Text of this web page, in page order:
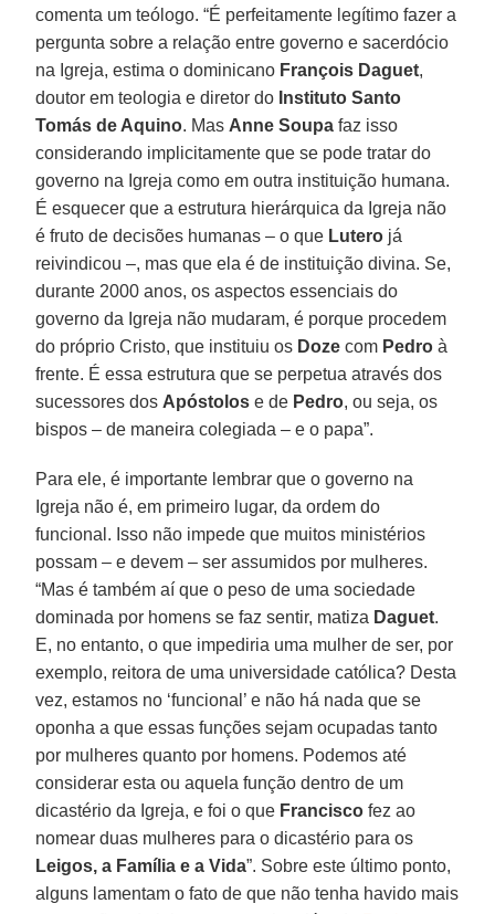
comenta um teólogo. “É perfeitamente legítimo fazer a
pergunta sobre a relação entre governo e sacerdócio
na Igreja, estima o dominicano François Daguet,
doutor em teologia e diretor do Instituto Santo
Tomás de Aquino. Mas Anne Soupa faz isso
considerando implicitamente que se pode tratar do
governo na Igreja como em outra instituição humana.
É esquecer que a estrutura hierárquica da Igreja não
é fruto de decisões humanas – o que Lutero já
reivindicou –, mas que ela é de instituição divina. Se,
durante 2000 anos, os aspectos essenciais do
governo da Igreja não mudaram, é porque procedem
do próprio Cristo, que instituiu os Doze com Pedro à
frente. É essa estrutura que se perpetua através dos
sucessores dos Apóstolos e de Pedro, ou seja, os
bispos – de maneira colegiada – e o papa”.
Para ele, é importante lembrar que o governo na
Igreja não é, em primeiro lugar, da ordem do
funcional. Isso não impede que muitos ministérios
possam – e devem – ser assumidos por mulheres.
“Mas é também aí que o peso de uma sociedade
dominada por homens se faz sentir, matiza Daguet.
E, no entanto, o que impediria uma mulher de ser, por
exemplo, reitora de uma universidade católica? Desta
vez, estamos no ‘funcional’ e não há nada que se
oponha a que essas funções sejam ocupadas tanto
por mulheres quanto por homens. Podemos até
considerar esta ou aquela função dentro de um
dicastério da Igreja, e foi o que Francisco fez ao
nomear duas mulheres para o dicastério para os
Leigos, a Família e a Vida”. Sobre este último ponto,
alguns lamentam o fato de que não tenha havido mais